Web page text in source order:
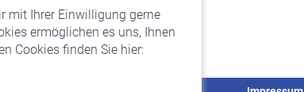
mit Ihrer Einwilligung gerne
ermöglichen es uns, Ihnen
Cookies finden Sie hier: